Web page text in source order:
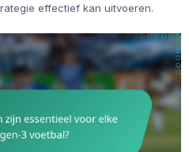
effectief kan uitvoeren.